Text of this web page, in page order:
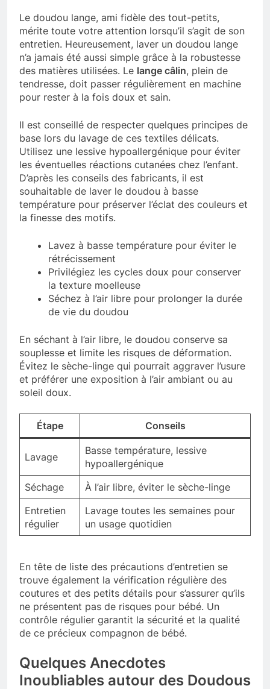
Le doudou lange, ami fidèle des tout-petits,
mérite toute votre attention lorsqu’il s’agit de son
entretien. Heureusement, laver un doudou lange
n’a jamais été aussi simple grâce à la robustesse
des matières utilisées. Le lange câlin, plein de
tendresse, doit passer régulièrement en machine
pour rester à la fois doux et sain.
Il est conseillé de respecter quelques principes de
base lors du lavage de ces textiles délicats.
Utilisez une lessive hypoallergénique pour éviter
les éventuelles réactions cutanées chez l’enfant.
D’après les conseils des fabricants, il est
souhaitable de laver le doudou à basse
température pour préserver l’éclat des couleurs et
la finesse des motifs.
Lavez à basse température pour éviter le
rétrécissement
Privilégiez les cycles doux pour conserver
la texture moelleuse
Séchez à l’air libre pour prolonger la durée
de vie du doudou
En séchant à l’air libre, le doudou conserve sa
souplesse et limite les risques de déformation.
Évitez le sèche-linge qui pourrait aggraver l’usure
et préférer une exposition à l’air ambiant ou au
soleil doux.
Étape Conseils
Lavage
Basse température, lessive
hypoallergénique
Séchage
À l’air libre, éviter le sèche-linge
Entretien
régulier
Lavage toutes les semaines pour
un usage quotidien
En tête de liste des précautions d’entretien se
trouve également la vérification régulière des
coutures et des petits détails pour s’assurer qu’ils
ne présentent pas de risques pour bébé. Un
contrôle régulier garantit la sécurité et la qualité
de ce précieux compagnon de bébé.
Quelques Anecdotes
Inoubliables autour des Doudous